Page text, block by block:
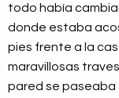
todo había
donde estaba
pies frente a la
maravillosas
pared se paseaba